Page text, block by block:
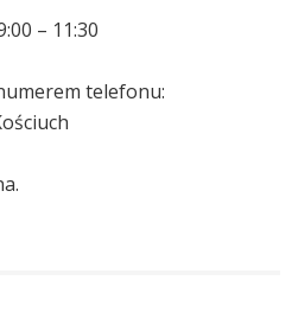
– 11:30
telefonu: